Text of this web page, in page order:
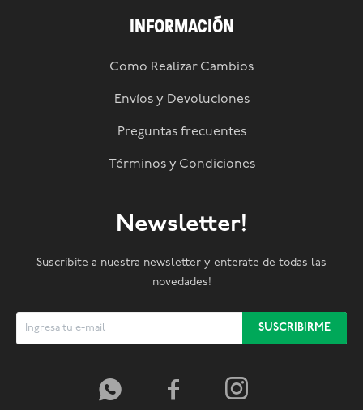
INFORMACIÓN
Como Realizar Cambios
Envíos y Devoluciones
Preguntas frecuentes
Términos y Condiciones
Newsletter!
Suscribite a nuestra newsletter y enterate de todas las
novedades!
SUSCRIBIRME
  